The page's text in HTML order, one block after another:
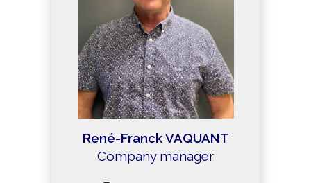
René-Franck VAQUANT
Company manager